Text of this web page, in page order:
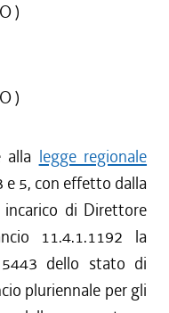
)
)
alla legge regionale
e 5, con effetto dalla
di Direttore
11.4.1.1192 la
dello stato di
pluriennale per gli